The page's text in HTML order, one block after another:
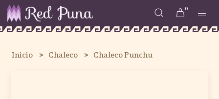
0
Inicio Chaleco Chaleco Punchu